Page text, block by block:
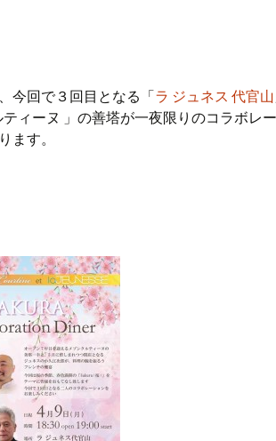
今回で３回目となる「ラ ジュネス 代官山
ティーヌ 」の善塔が一夜限りのコラボレ
ます。